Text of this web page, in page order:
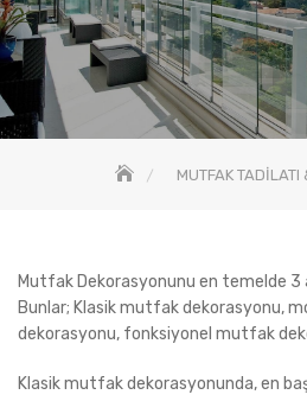
MUTFAK TADİLATI
Mutfak Dekorasyonunu en temelde 3
Bunlar; Klasik mutfak dekorasyonu,
dekorasyonu, fonksiyonel mutfak
Klasik mutfak dekorasyonunda, en